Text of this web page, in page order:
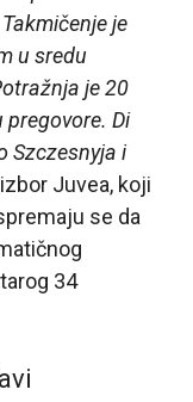
je
u sredu
je 20
pregovore. Di
Szczesnyja i
Juvea, koji
se da
34